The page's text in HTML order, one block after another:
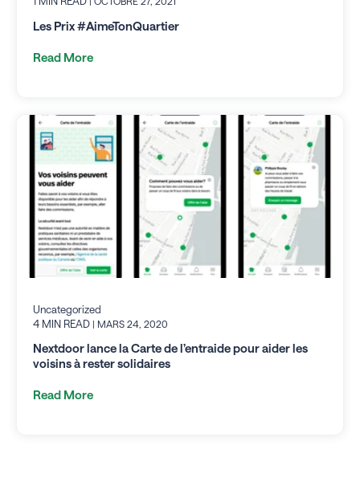
Les Prix #AimeTonQuartier
Read More
Uncategorized
4 MIN READ | MARS 24, 2020
Nextdoor lance la Carte de l’entraide pour aider les
voisins à rester solidaires
Read More